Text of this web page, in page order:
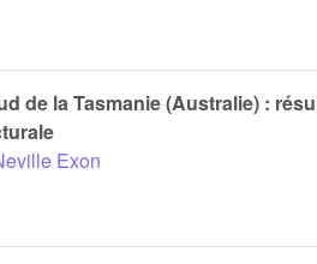
de la Tasmanie (Australie) :
Exon